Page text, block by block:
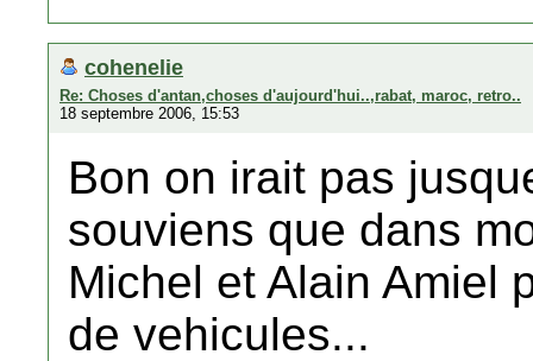
cohenelie
Re: Choses d'antan,choses d'aujourd'hui..,rabat, maroc, retro..
18 septembre 2006, 15:53
Bon on irait pas
souviens que dans
Michel et Alain Amiel
de vehicules...